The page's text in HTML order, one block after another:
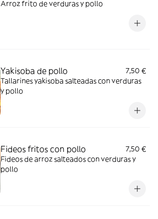
Arroz frito de verduras y pollo
Yakisoba de pollo
7,50 €
Tallarines yakisoba salteadas con verduras
y pollo
Fideos fritos con pollo
7,50 €
Fideos de arroz salteados con verduras y
pollo